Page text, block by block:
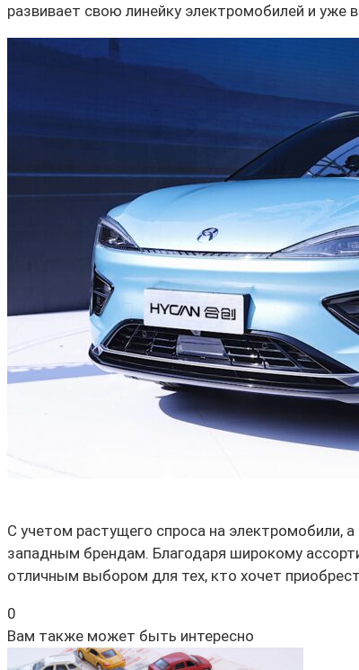
развивает свою линейку электромобилей и уже
С учетом растущего спроса на электромобили,
западным брендам. Благодаря широкому
отличным выбором для тех, кто хочет
0
Вам также может быть интересно